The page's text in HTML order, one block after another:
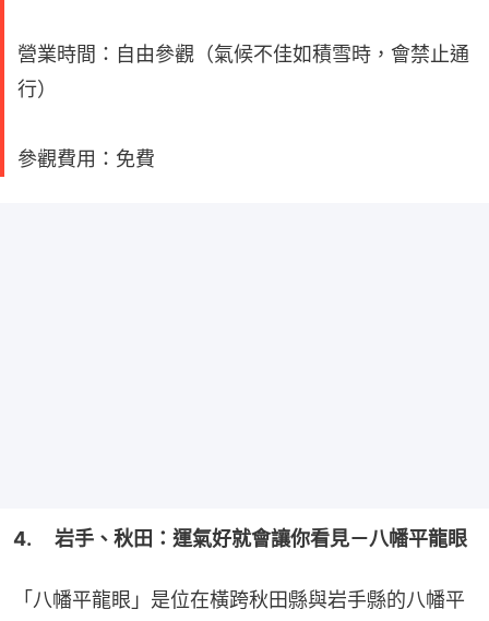
營業時間：自由參觀（氣候不佳如積雪時，會禁止通
行）
參觀費用：免費
4. 　岩手、秋田：運氣好就會讓你看見－八幡平龍眼
「八幡平龍眼」是位在橫跨秋田縣與岩手縣的八幡平